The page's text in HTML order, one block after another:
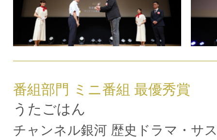
番組部門 ミニ番組 最優秀賞
うたごはん
チャンネル銀河 歴史ドラマ・サ